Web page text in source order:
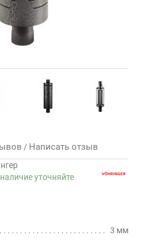
/ Написать отзыв
уточняйте
3 мм